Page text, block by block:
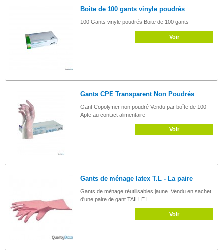
Boite de 100 gants vinyle poudrés
100 Gants vinyle poudrés Boite de 100 gants
Voir
Gants CPE Transparent Non Poudrés
Gant Copolymer non poudré Vendu par boîte de 100
Apte au contact alimentaire
Voir
Gants de ménage latex T.L - La paire
Gants de ménage réutilisables jaune. Vendu en sachet
d'une paire de gant TAILLE L
Voir